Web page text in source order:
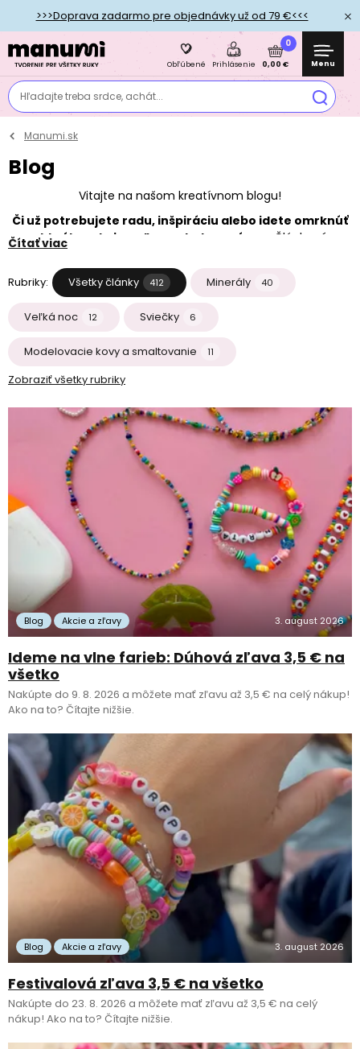
>>>Doprava zadarmo pre objednávky už od 79 €<<<
Hľadajte treba srdce, achát...
Obľúbené Prihlásenie
0
0,00 € Menu
Manumi.sk
Blog
Vitajte na našom kreatívnom blogu!
Či už potrebujete radu, inšpiráciu alebo idete omrknúť
aktuálne akcie a zľavy, ste tu správne.
Články sú
nenašli to, čo hľadáte, určite nám neváhajte napísať trebárs
na našomFacebooku alebo naInstagrame
Čítať viac
Rubriky: Všetky články 412 Minerály 40
Veľká noc 12 Sviečky 6
Modelovacie kovy a smaltovanie 11
Zobraziť všetky rubriky
Blog Akcie a zľavy 3. august 2026
Ideme na vlne farieb: Dúhová zľava 3,5 € na
všetko
Nakúpte do 9. 8. 2026 a môžete mať zľavu až 3,5 € na celý nákup!
Ako na to? Čítajte nižšie.
Blog Akcie a zľavy 3. august 2026
Festivalová zľava 3,5 € na všetko
Nakúpte do 23. 8. 2026 a môžete mať zľavu až 3,5 € na celý
nákup! Ako na to? Čítajte nižšie.